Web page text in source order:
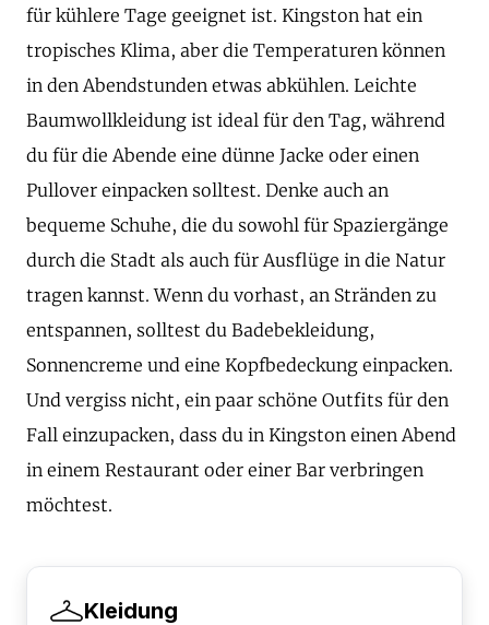
für kühlere Tage geeignet ist. Kingston hat ein
tropisches Klima, aber die Temperaturen können
in den Abendstunden etwas abkühlen. Leichte
Baumwollkleidung ist ideal für den Tag, während
du für die Abende eine dünne Jacke oder einen
Pullover einpacken solltest. Denke auch an
bequeme Schuhe, die du sowohl für Spaziergänge
durch die Stadt als auch für Ausflüge in die Natur
tragen kannst. Wenn du vorhast, an Stränden zu
entspannen, solltest du Badebekleidung,
Sonnencreme und eine Kopfbedeckung einpacken.
Und vergiss nicht, ein paar schöne Outfits für den
Fall einzupacken, dass du in Kingston einen Abend
in einem Restaurant oder einer Bar verbringen
möchtest.
Kleidung